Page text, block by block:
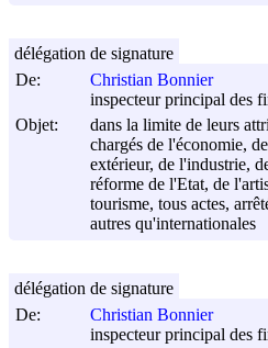
De:
Christian Bonnier
inspecteur principal des
Objet:
dans la limite de leurs
chargés de l'économie,
extérieur, de l'industrie,
réforme de l'Etat, de
tourisme, tous actes,
autres qu'internationales
délégation de signature
De:
Christian Bonnier
inspecteur principal des
délégation de signature